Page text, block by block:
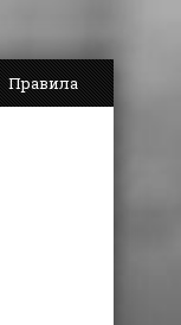
Правила